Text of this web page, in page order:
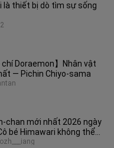
là thiết bị dò tìm sự sống
chí Doraemon】Nhân vật
— Pichin Chiyo‑sama
chan mới nhất 2026 ngày
bé Himawari không thể